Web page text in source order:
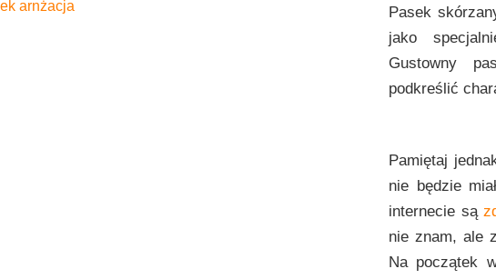
Pasek
jako
Gustowny
podkreślić
Pamiętaj
nie będzie
internecie są
nie znam, ale
Na początek